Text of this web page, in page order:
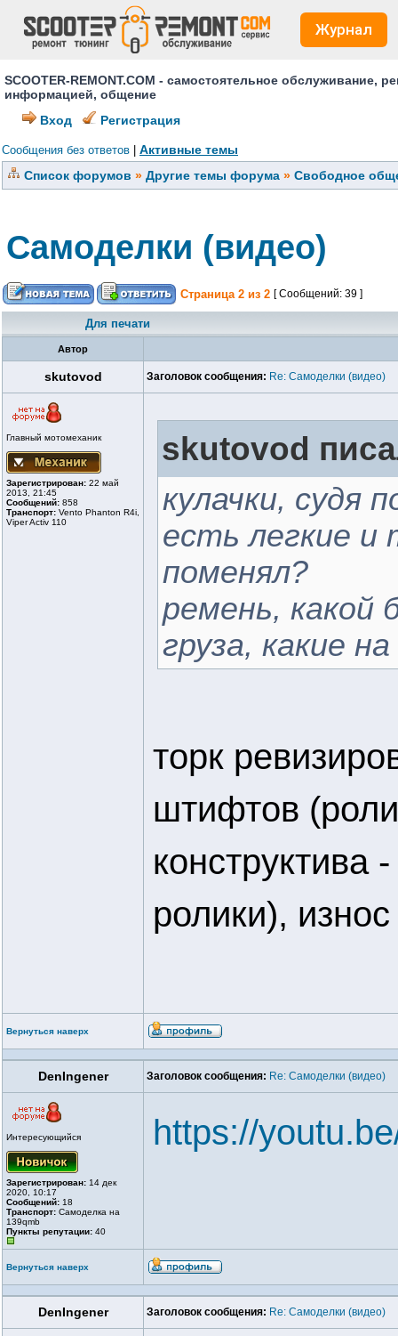
Журнал
SCOOTER-REMONT.COM - самостоятельное
информацией, общение
Вход
Регистрация
Сообщения без ответов
Активные темы
Список форумов » Другие темы форума » Свободное
Самоделки (видео)
Страница 2 из 2 [ Сообщений: 39 ]
Для печати
Автор
skutovod Заголовок сообщения: Re: Самоделки (видео)
Главный мотомеханик
Зарегистрирован: 22 май
2013, 21:45
Сообщений: 858
Транспорт: Vento Phanton R4i,
Viper Activ 110
skutovod
кулачки, судя
есть легкие
поменял?
ремень, какой
груза, какие
торк
штифтов
конструктива
ролики),
Вернуться наверх
DenIngener Заголовок сообщения: Re: Самоделки (видео)
Интересующийся
Зарегистрирован: 14 дек
2020, 10:17
Сообщений: 18
Транспорт: Самоделка на
139qmb
Пункты репутации: 40
https://
Вернуться наверх
DenIngener Заголовок сообщения: Re: Самоделки (видео)